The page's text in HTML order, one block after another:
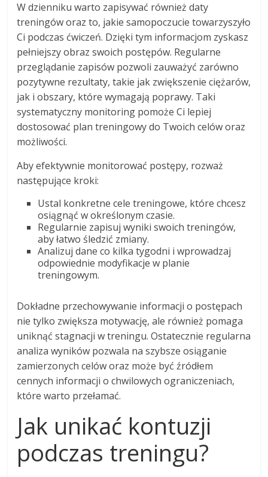
W dzienniku warto zapisywać również daty
treningów oraz to, jakie samopoczucie towarzyszyło
Ci podczas ćwiczeń. Dzięki tym informacjom zyskasz
pełniejszy obraz swoich postępów. Regularne
przeglądanie zapisów pozwoli zauważyć zarówno
pozytywne rezultaty, takie jak zwiększenie ciężarów,
jak i obszary, które wymagają poprawy. Taki
systematyczny monitoring pomoże Ci lepiej
dostosować plan treningowy do Twoich celów oraz
możliwości.
Aby efektywnie monitorować postępy, rozważ
następujące kroki:
Ustal konkretne cele treningowe, które chcesz
osiągnąć w określonym czasie.
Regularnie zapisuj wyniki swoich treningów,
aby łatwo śledzić zmiany.
Analizuj dane co kilka tygodni i wprowadzaj
odpowiednie modyfikacje w planie
treningowym.
Dokładne przechowywanie informacji o postępach
nie tylko zwiększa motywację, ale również pomaga
uniknąć stagnacji w treningu. Ostatecznie regularna
analiza wyników pozwala na szybsze osiąganie
zamierzonych celów oraz może być źródłem
cennych informacji o chwilowych ograniczeniach,
które warto przełamać.
Jak unikać kontuzji
podczas treningu?